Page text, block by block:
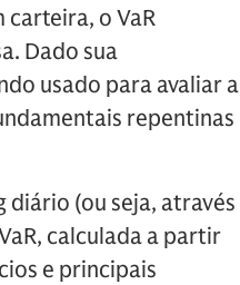
carteira, o VaR
Dado sua
usado para avaliar a
repentinas
diário (ou seja, através
calculada a partir
e principais